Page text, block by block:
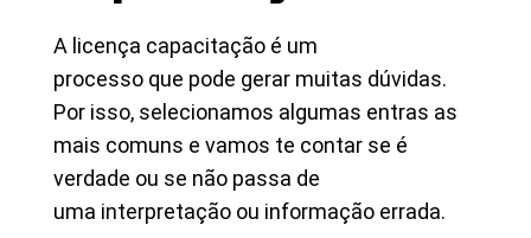
A licença capacitação é um
processo que pode gerar muitas dúvidas.
Por isso, selecionamos algumas entras as
mais comuns e vamos te contar se é
verdade ou se não passa de
uma interpretação ou informação errada.